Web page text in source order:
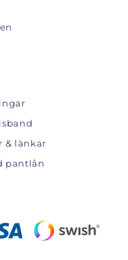
& länkar
pantlån